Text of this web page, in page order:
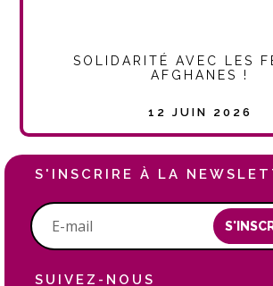
SOLIDARITÉ AVEC LES
AFGHANES !
12 JUIN 2026
S'INSCRIRE À LA
SUIVEZ-NOUS